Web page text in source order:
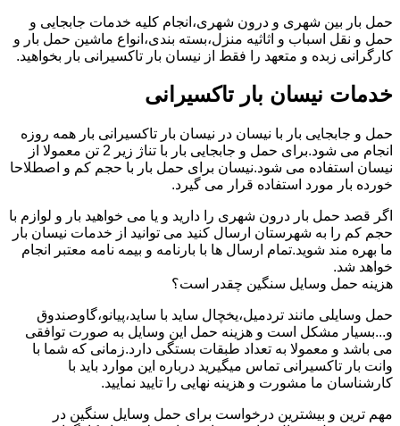
حمل بار بین شهری و درون شهری،انجام کلیه خدمات جابجایی و
حمل و نقل اسباب و اثاثیه منزل،بسته بندی،انواع ماشین حمل بار و
کارگرانی زبده و متعهد را فقط از نیسان بار تاکسیرانی بار بخواهید.
خدمات نیسان بار تاکسیرانی
حمل و جابجایی بار با نیسان در نیسان بار تاکسیرانی بار همه روزه
انجام می شود.برای حمل و جابجایی بار با تناژ زیر 2 تن معمولا از
نیسان استفاده می شود.نیسان برای حمل بار با حجم کم و اصطلاحا
خورده بار مورد استفاده قرار می گیرد.
اگر قصد حمل بار درون شهری را دارید و یا می خواهید بار و لوازم با
حجم کم را به شهرستان ارسال کنید می توانید از خدمات نیسان بار
ما بهره مند شوید.تمام ارسال ها با بارنامه و بیمه نامه معتبر انجام
خواهد شد.
هزینه حمل وسایل سنگین چقدر است؟
حمل وسایلی مانند تردمیل،یخچال ساید با ساید،پیانو،گاوصندوق
و...بسیار مشکل است و هزینه حمل این وسایل به صورت توافقی
می باشد و معمولا به تعداد طبقات بستگی دارد.زمانی که شما با
وانت بار تاکسیرانی تماس میگیرید درباره این موارد باید با
کارشناسان ما مشورت و هزینه نهایی را تایید نمایید.
مهم ترین و بیشترین درخواست برای حمل وسایل سنگین در